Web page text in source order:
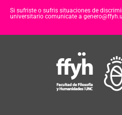
Si sufriste o sufris situaciones de
universitario comunicate a